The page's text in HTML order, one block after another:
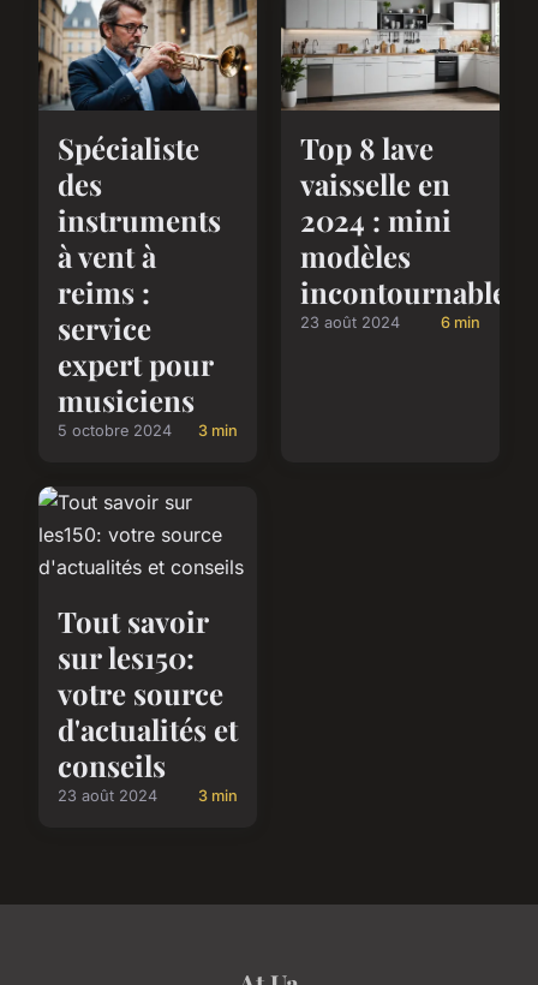
Spécialiste
des
instruments
à vent à
reims :
service
expert pour
musiciens
5 octobre 2024 3 min
Top 8 lave
vaisselle en
2024 : mini
modèles
incontournables
23 août 2024 6 min
Tout savoir
sur les150:
votre source
d'actualités et
conseils
23 août 2024 3 min